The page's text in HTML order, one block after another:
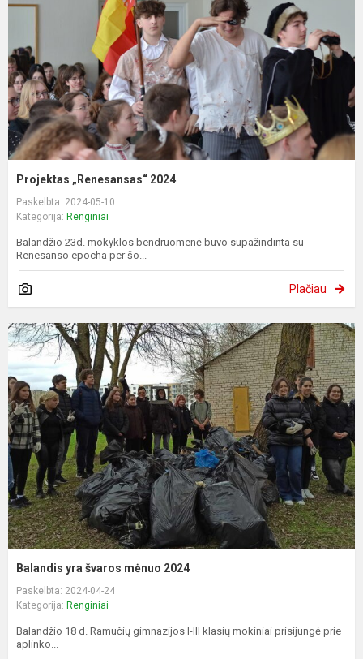
Projektas „Renesansas“ 2024
Paskelbta: 2024-05-10
Kategorija: Renginiai
Balandžio 23d. mokyklos bendruomenė buvo supažindinta su
Renesanso epocha per šo...
Plačiau
Balandis yra švaros mėnuo 2024
Paskelbta: 2024-04-24
Kategorija: Renginiai
Balandžio 18 d. Ramučių gimnazijos I-III klasių mokiniai prisijungė prie
aplinko...